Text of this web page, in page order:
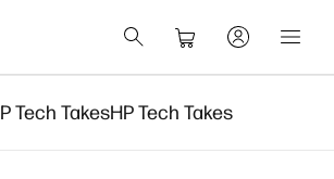
Tech TakesHP Tech Takes